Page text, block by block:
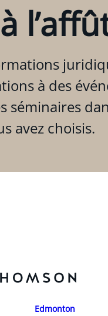
à des
séminaires
avez choisis.
Edmonton